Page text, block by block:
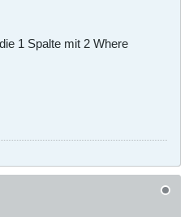
1 Spalte mit 2 Where